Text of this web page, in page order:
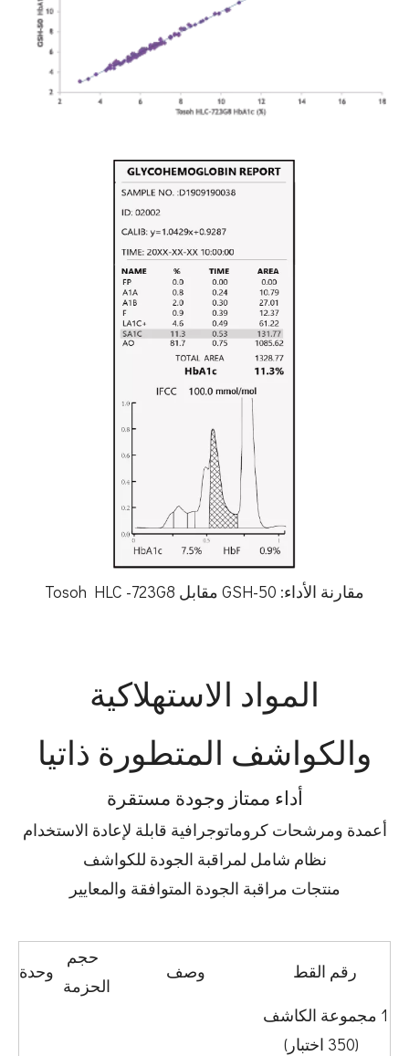
مقارنة الأداء: GSH-50 مقابل Tosoh HLC -723G8
المواد الاستهلاكية
والكواشف المتطورة ذاتيا
أداء ممتاز وجودة مستقرة
أعمدة ومرشحات كروماتوجرافية قابلة لإعادة الاستخدام
نظام شامل لمراقبة الجودة للكواشف
منتجات مراقبة الجودة المتوافقة والمعايير
رقم القط وصف
حجم
الحزمة
وحدة
1 مجموعة الكاشف
(350 اختبار)